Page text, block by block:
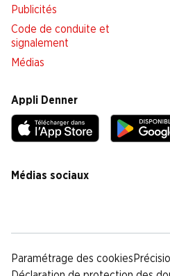
Publicités
Code de conduite et
signalement
Médias
Appli Denner
Médias sociaux
Paramétrage des cookies